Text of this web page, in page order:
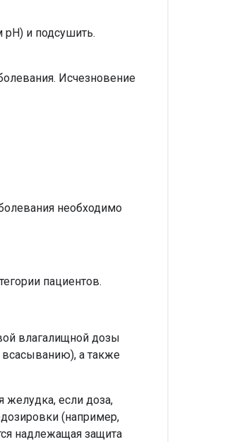
и подсушить.
Исчезновение
необходимо
пациентов.
влагалищной дозы
а также
если доза,
(например,
надлежащая защита